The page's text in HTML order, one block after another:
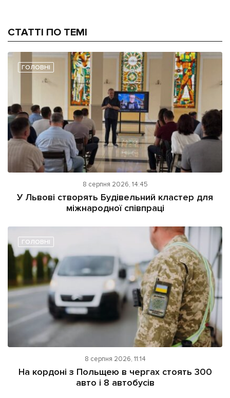
СТАТТІ ПО ТЕМІ
ГОЛОВНІ
8 серпня 2026, 14:45
У Львові створять Будівельний кластер для
міжнародної співпраці
ГОЛОВНІ
8 серпня 2026, 11:14
На кордоні з Польщею в чергах стоять 300
авто і 8 автобусів